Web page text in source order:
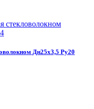
Дн25х3,5 Ру20